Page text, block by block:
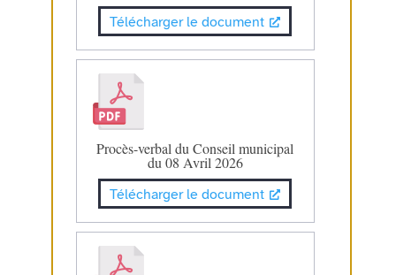
Télécharger le document
Procès-verbal du Conseil municipal
du 08 Avril 2026
Télécharger le document